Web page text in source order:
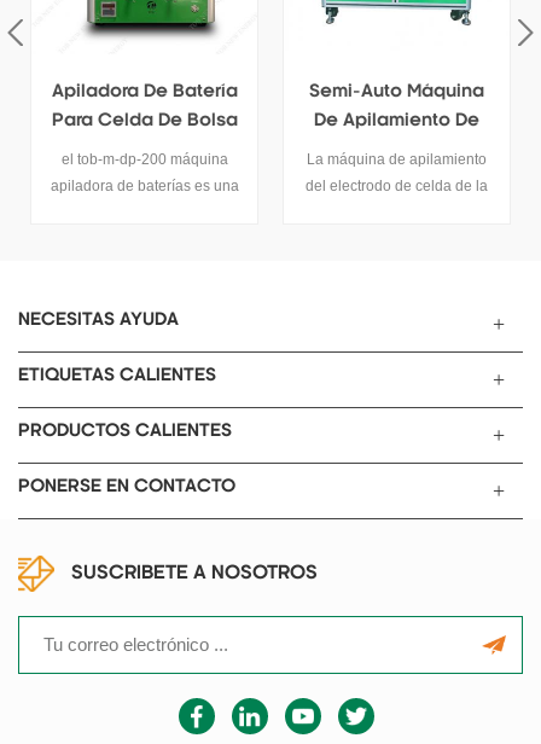
Semi-Auto Máquina
De Apilamiento De
Electrodos De Batería
Para Celda De Bolsa
La máquina de apilamiento
del electrodo de celda de la
Apiladora Automática
Para Electrodo De
Batería
Esta máquina apiladora de
baterías es una máquina
NECESITAS AYUDA
ETIQUETAS CALIENTES
PRODUCTOS CALIENTES
PONERSE EN CONTACTO
SUSCRIBETE A NOSOTROS